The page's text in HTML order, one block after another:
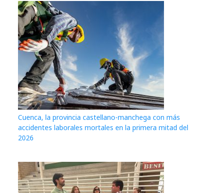
Cuenca, la provincia castellano-manchega con más
accidentes laborales mortales en la primera mitad del
2026